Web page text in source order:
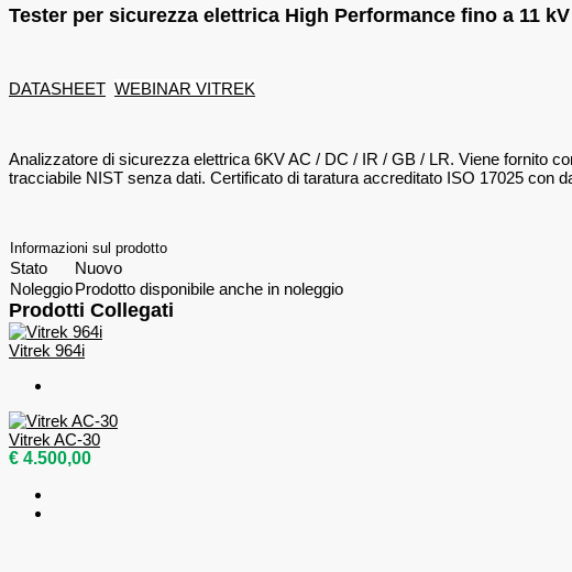
Tester per sicurezza elettrica High Performance fino a 11 kV
DATASHEET WEBINAR VITREK
Analizzatore di sicurezza elettrica 6KV AC / DC / IR / GB / LR. Viene fornito
tracciabile NIST senza dati. Certificato di taratura accreditato ISO 17025 con
Informazioni sul prodotto
Stato
Nuovo
NoleggioProdotto disponibile anche in noleggio
Prodotti Collegati
Vitrek 964i
Vitrek AC-30
€ 4.500,00